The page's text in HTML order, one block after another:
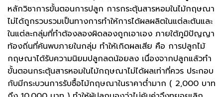
หลักวิชาการขั้นตอนการปลูก การกระตุ้นสารหอมในไม้กฤษณา
ไม่ได้ถูกรวบรวมเป็นทางการทำให้การได้ผลผลิตในแต่ละต้นและ
ในแต่ละกลุ่มที่ทำต้องลองผิดลองถูกเอาเอง ภายใต้ภูมิปัญญา
ท้องถิ่นที่ค้นพบภายในกลุ่ม ทำให้เกิดผลเสีย คือ การปลูกไม้
กฤษณาได้รับความนิยมปลูกลดน้อยลง เนื่องจากปลูกแล้วทำ
ขั้นตอนกระตุ้นสารหอมในไม้กฤษณาไม่ได้ผลเท่าที่ควร ประกอบ
กับมีกระบวนการรับซื้อไม้กฤษณาในราคาต่ำมาก ( 2,000 บาท